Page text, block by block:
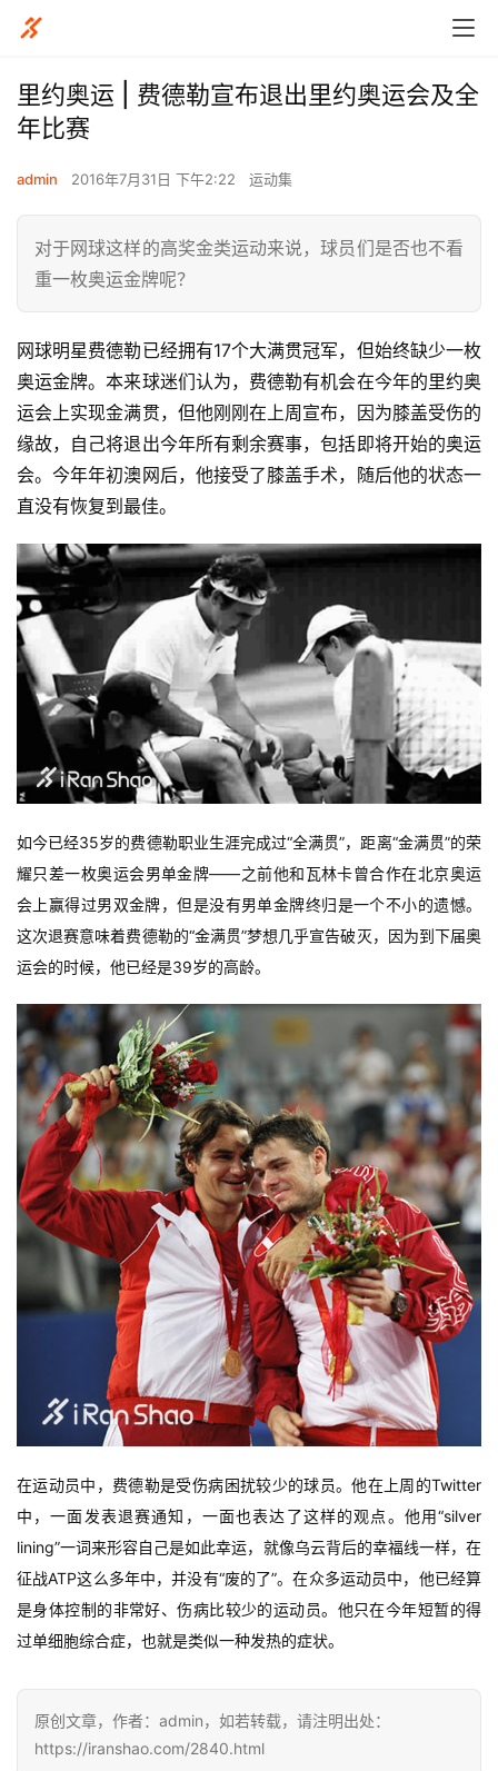
观
察
装
备
练
里约奥运 | 费德勒宣布退出里约奥运会及全
年比赛
admin 2016年7月31日 下午2:22 运动集
对于网球这样的高奖金类运动来说，球员们是否也不看
重一枚奥运金牌呢？
网球明星费德勒已经拥有17个大满贯冠军，但始终缺少一枚
奥运金牌。本来球迷们认为，费德勒有机会在今年的里约奥
运会上实现金满贯，但他刚刚在上周宣布，因为膝盖受伤的
缘故，自己将退出今年所有剩余赛事，包括即将开始的奥运
会。今年年初澳网后，他接受了膝盖手术，随后他的状态一
直没有恢复到最佳。
如今已经35岁的费德勒职业生涯完成过“全满贯”，距离“金满贯”的荣
耀只差一枚奥运会男单金牌——之前他和瓦林卡曾合作在北京奥运
会上赢得过男双金牌，但是没有男单金牌终归是一个不小的遗憾。
这次退赛意味着费德勒的“金满贯”梦想几乎宣告破灭，因为到下届奥
运会的时候，他已经是39岁的高龄。
在运动员中，费德勒是受伤病困扰较少的球员。他在上周的Twitter
中，一面发表退赛通知，一面也表达了这样的观点。他用“silver
lining”一词来形容自己是如此幸运，就像乌云背后的幸福线一样，在
征战ATP这么多年中，并没有“废的了”。在众多运动员中，他已经算
是身体控制的非常好、伤病比较少的运动员。他只在今年短暂的得
过单细胞综合症，也就是类似一种发热的症状。
原创文章，作者：admin，如若转载，请注明出处：
https://iranshao.com/2840.html